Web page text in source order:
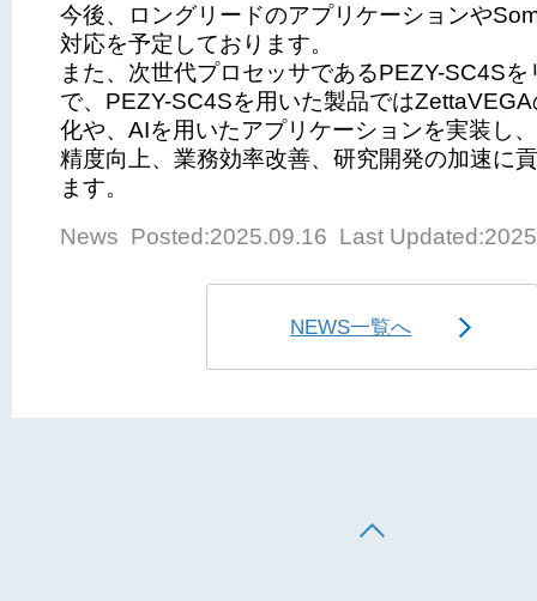
今後、ロングリードのアプリケーションや
対応を予定しております。
また、次世代プロセッサであるPEZY-SC4S
で、PEZY-SC4Sを用いた製品では
化や、AIを用いたアプリケーションを実装し
精度向上、業務効率改善、研究開発の加速に
ます。
News Posted:2025.09.16 Last
NEWS一覧へ